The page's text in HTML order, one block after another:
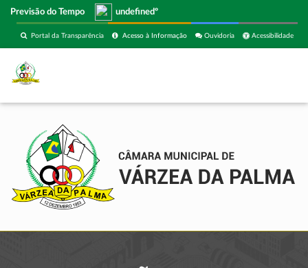
Previsão do Tempo undefinedº
Acessibilidade
Ouvidoria
Acesso à Informação
Portal da Transparência